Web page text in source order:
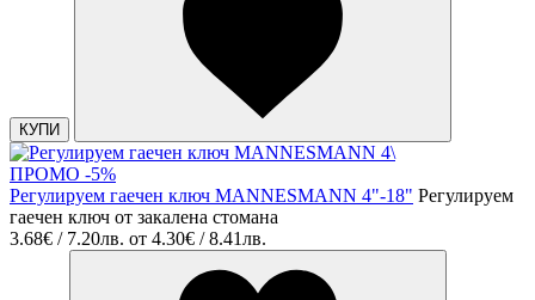
КУПИ
ПРОМО -5%
Регулируем гаечен ключ MANNESMANN 4"-18" Регулируем
гаечен ключ от закалена стомана
3.68€ / 7.20лв. от 4.30€ / 8.41лв.